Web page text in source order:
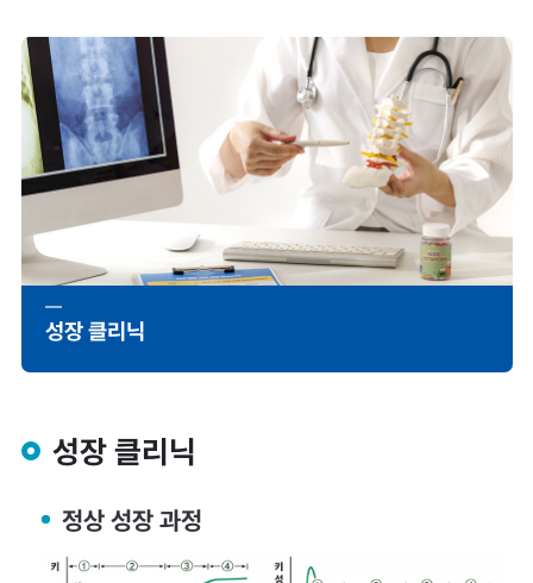
성장 클리닉
성장 클리닉
정상 성장 과정